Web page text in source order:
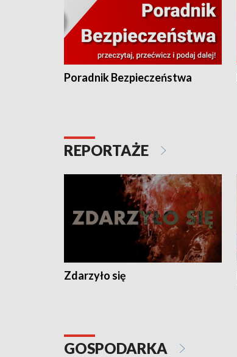
Poradnik Bezpieczeństwa
REPORTAŻE
Zdarzyło się
GOSPODARKA